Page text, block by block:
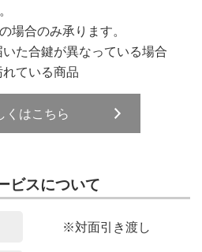
場合のみ承ります。
た合鍵が異なっている場合
ている商品
くはこちら
ビスについて
※対面引き渡し